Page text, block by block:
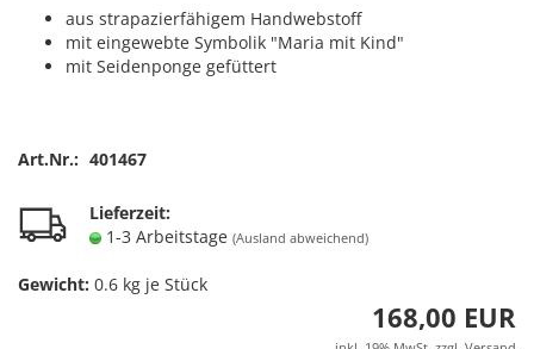
aus strapazierfähigem Handwebstoff
mit eingewebte Symbolik "Maria mit Kind"
mit Seidenponge gefüttert
Art.Nr.: 401467
Lieferzeit:
1-3 Arbeitstage (Ausland abweichend)
Gewicht: 0.6 kg je Stück
168,00 EUR